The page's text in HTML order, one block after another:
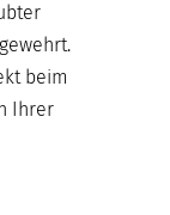
beim
Ihrer